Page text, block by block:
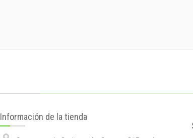
Información de la tienda